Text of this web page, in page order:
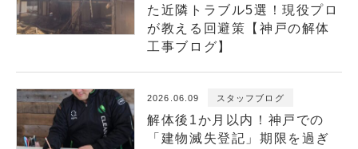
た近隣トラブル5選！現役プロ
が教える回避策【神戸の解体
工事ブログ】
2026.06.09 スタッフブログ
解体後1か月以内！神戸での
「建物滅失登記」期限を過ぎ